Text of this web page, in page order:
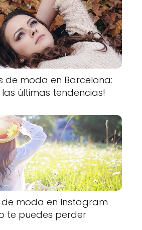
de moda en Barcelona:
las últimas tendencias!
de moda en Instagram
te puedes perder